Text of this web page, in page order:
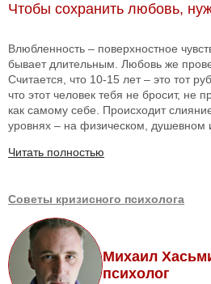
Чтобы сохранить любовь,
Влюбленность – поверхностное
бывает длительным. Любовь же
Считается, что 10-15 лет – это тот
что этот человек тебя не бросит, не
как самому себе. Происходит
уровнях – на физическом, душевном
Читать полностью
Советы кризисного психолога
Михаил
психолог